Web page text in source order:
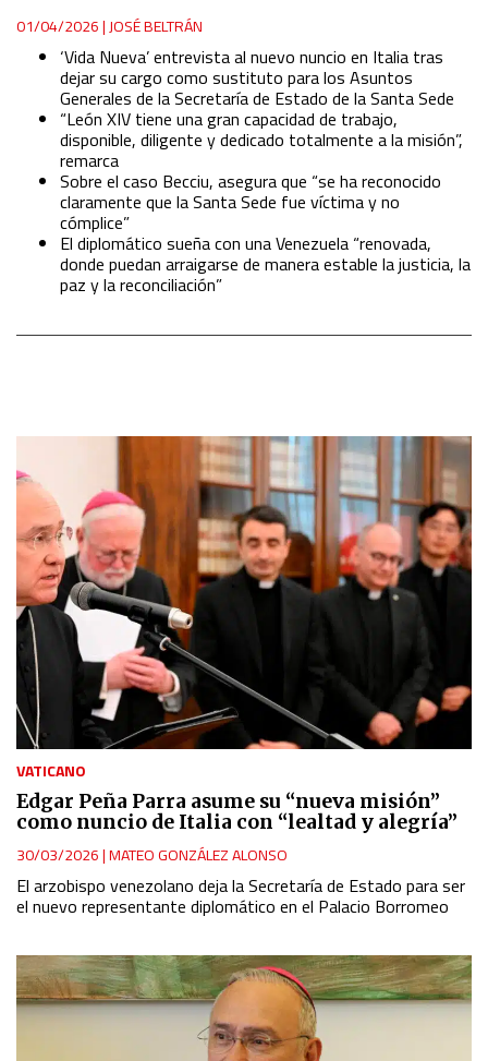
01/04/2026| JOSÉ BELTRÁN
‘Vida Nueva’ entrevista al nuevo nuncio en Italia tras
dejar su cargo como sustituto para los Asuntos
Generales de la Secretaría de Estado de la Santa Sede
“León XIV tiene una gran capacidad de trabajo,
disponible, diligente y dedicado totalmente a la misión”,
remarca
Sobre el caso Becciu, asegura que “se ha reconocido
claramente que la Santa Sede fue víctima y no
cómplice”
El diplomático sueña con una Venezuela “renovada,
donde puedan arraigarse de manera estable la justicia, la
paz y la reconciliación”
VATICANO
Edgar Peña Parra asume su “nueva misión”
como nuncio de Italia con “lealtad y alegría”
30/03/2026|MATEO GONZÁLEZ ALONSO
El arzobispo venezolano deja la Secretaría de Estado para ser
el nuevo representante diplomático en el Palacio Borromeo